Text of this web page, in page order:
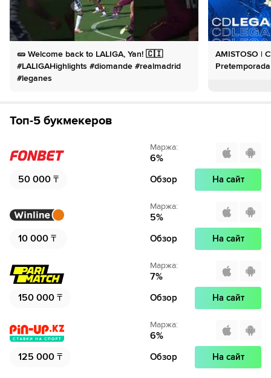
🥒 Welcome back to LALIGA, Yan! 🇨🇮
#LALIGAHighlights #diomande #realmadrid
#leganes
AMISTOSO |
Топ-5 букмекеров
50 000 ₸
Маржа:
6%
Обзор На сайт
10 000 ₸
Маржа:
5%
Обзор На сайт
150 000 ₸
Маржа:
7%
Обзор На сайт
125 000 ₸
Маржа:
6%
Обзор На сайт